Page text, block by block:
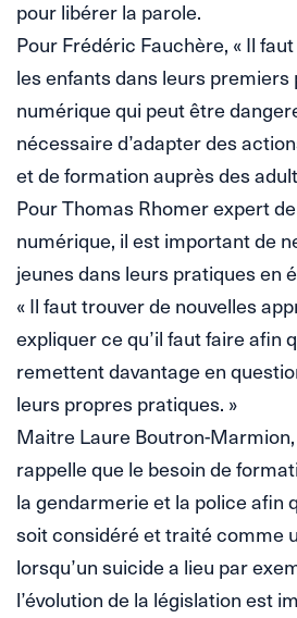
pour libérer la parole.
Pour Frédéric Fauchère, « Il
les enfants dans leurs premiers
numérique qui peut être
nécessaire d’adapter des
et de formation auprès des
Pour Thomas Rhomer expert
numérique, il est important de
jeunes dans leurs pratiques en
« Il faut trouver de nouvelles
expliquer ce qu’il faut faire afin
remettent davantage en
leurs propres pratiques. »
Maitre Laure Boutron-
rappelle que le besoin de
la gendarmerie et la police afin
soit considéré et traité comme
lorsqu’un suicide a lieu par
l’évolution de la législation est